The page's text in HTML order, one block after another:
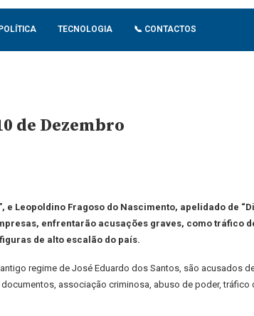
POLÍTICA TECNOLOGIA 📞 CONTACTOS
de Dezembro
Leopoldino Fragoso do Nascimento, apelidado de
enfrentarão acusações graves, como tráfico
de alto escalão do país.
regime de José Eduardo dos Santos, são acusados
associação criminosa, abuso de poder, tráfico